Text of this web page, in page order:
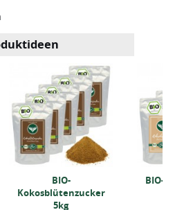
BIO-
Kokosblütenzucker
5kg
BIO-